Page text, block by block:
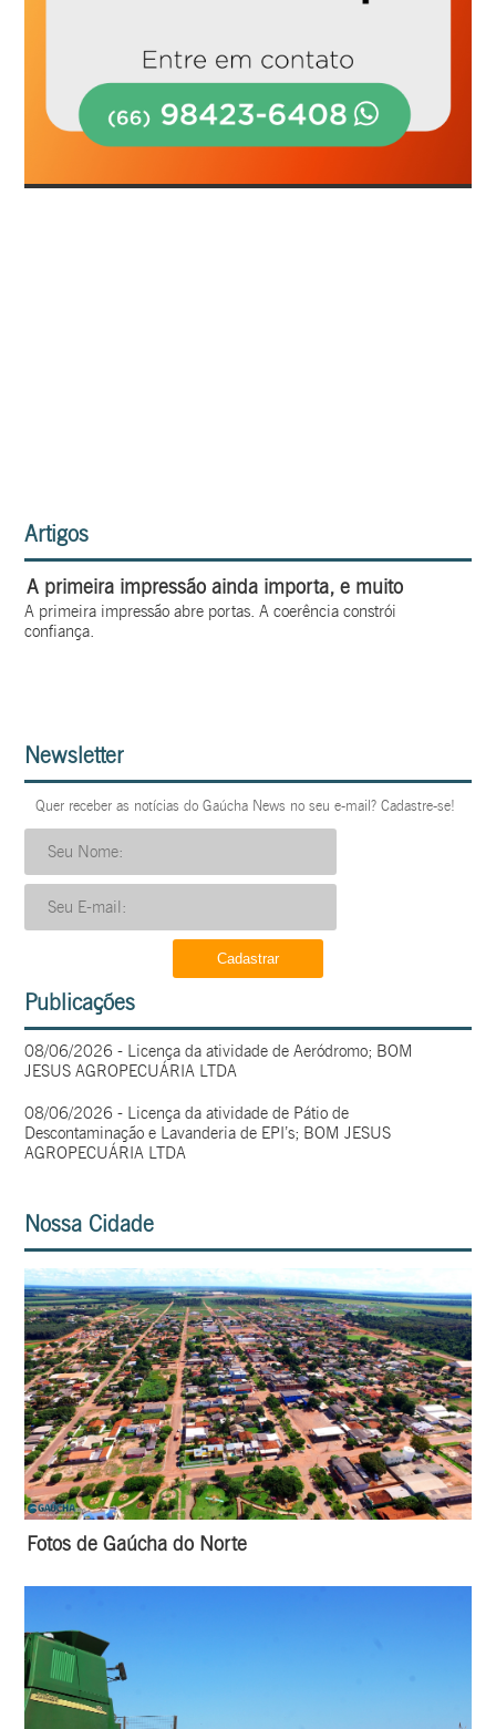
Artigos
A primeira impressão ainda importa, e muito
A primeira impressão abre portas. A coerência constrói
confiança.
Newsletter
Quer receber as notícias do Gaúcha News no seu e-mail? Cadastre-se!
Publicações
08/06/2026 - Licença da atividade de Aeródromo; BOM
JESUS AGROPECUÁRIA LTDA
08/06/2026 - Licença da atividade de Pátio de
Descontaminação e Lavanderia de EPI’s; BOM JESUS
AGROPECUÁRIA LTDA
Nossa Cidade
Fotos de Gaúcha do Norte